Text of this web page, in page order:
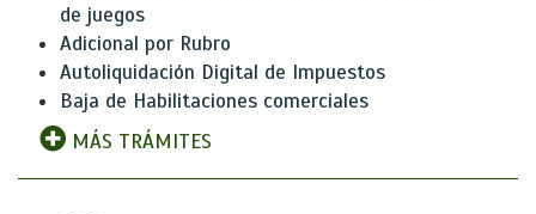
de juegos
Adicional por Rubro
Autoliquidación Digital de Impuestos
Baja de Habilitaciones comerciales
MÁS TRÁMITES